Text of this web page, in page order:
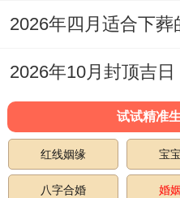
2026
月13
日
星
期
日
冬
月
初
五
冲
兔
煞
东
试试精准
红线姻缘 宝
八字合婚 婚